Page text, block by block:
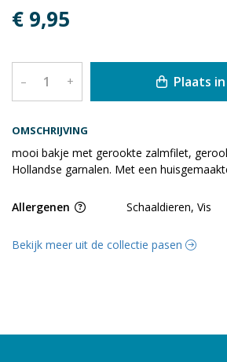
OMSCHRIJVING
mooi bakje met gerookte zalmfilet,
Hollandse garnalen. Met een
€ 9,95
– + Plaats
Allergenen Schaaldieren, Vis
Bekijk meer uit de collectie pasen